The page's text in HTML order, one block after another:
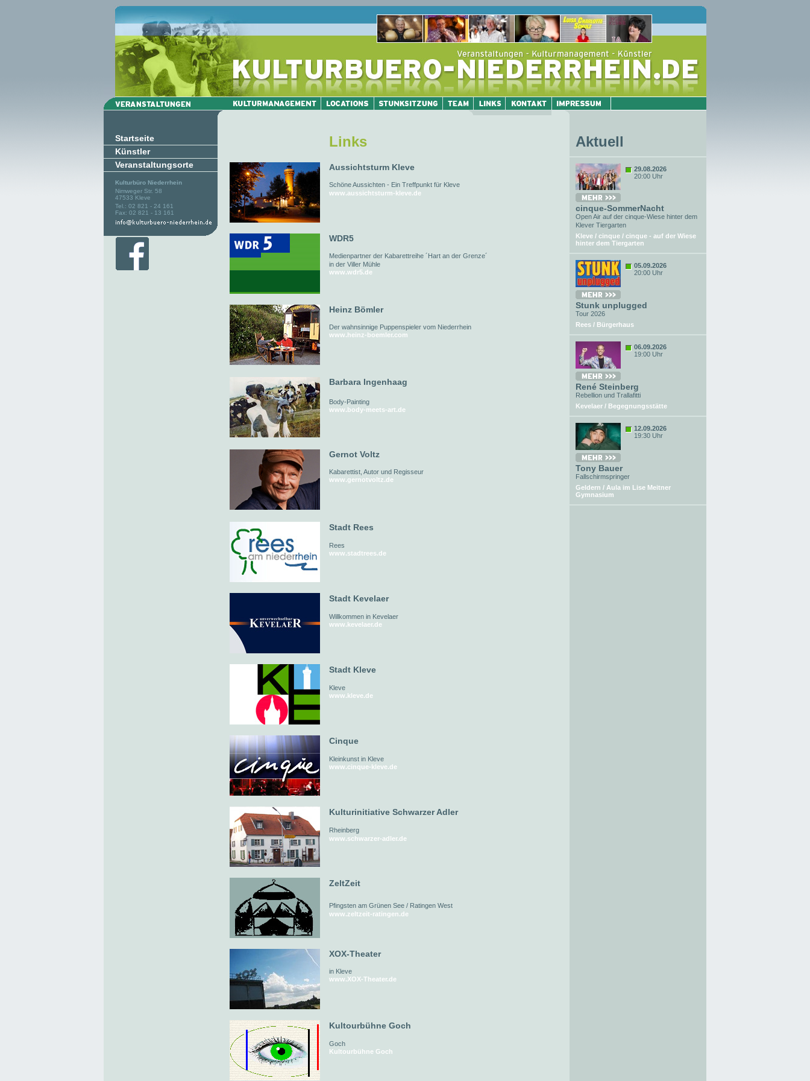
Startseite
Künstler
Veranstaltungsorte
Kulturbüro Niederrhein
Nimweger Str. 58
47533 Kleve
Tel.: 02 821 - 24 161
Fax: 02 821 - 13 161
Links
Aussichtsturm Kleve
Schöne Aussichten - Ein Treffpunkt für Kleve
www.aussichtsturm-kleve.de
WDR5
Medienpartner der Kabarettreihe ´Hart an der Grenze´
in der Viller Mühle
www.wdr5.de
Heinz Bömler
Der wahnsinnige Puppenspieler vom Niederrhein
www.heinz-boemler.com
Barbara Ingenhaag
Body-Painting
www.body-meets-art.de
Gernot Voltz
Kabarettist, Autor und Regisseur
www.gernotvoltz.de
Stadt Rees
Rees
www.stadtrees.de
Stadt Kevelaer
Willkommen in Kevelaer
www.kevelaer.de
Stadt Kleve
Kleve
www.kleve.de
Cinque
Kleinkunst in Kleve
www.cinque-kleve.de
Kulturinitiative Schwarzer Adler
Rheinberg
www.schwarzer-adler.de
ZeltZeit
Pfingsten am Grünen See / Ratingen West
www.zeltzeit-ratingen.de
XOX-Theater
in Kleve
www.XOX-Theater.de
Kultourbühne Goch
Goch
Kultourbühne Goch
Aktuell
29.08.2026
20:00 Uhr
cinque-SommerNacht
Open Air auf der cinque-Wiese hinter dem
Klever Tiergarten
Kleve / cinque / cinque - auf der Wiese
hinter dem Tiergarten
05.09.2026
20:00 Uhr
Stunk unplugged
Tour 2026
Rees / Bürgerhaus
06.09.2026
19:00 Uhr
René Steinberg
Rebellion und Trallafitti
Kevelaer / Begegnungsstätte
12.09.2026
19:30 Uhr
Tony Bauer
Fallschirmspringer
Geldern / Aula im Lise Meitner
Gymnasium